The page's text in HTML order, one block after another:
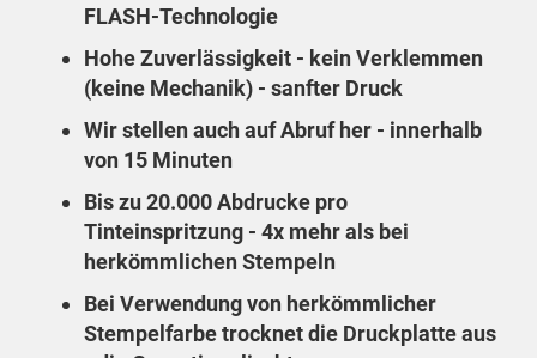
FLASH-Technologie
Hohe Zuverlässigkeit - kein Verklemmen
(keine Mechanik) - sanfter Druck
Wir stellen auch auf Abruf her - innerhalb
von 15 Minuten
Bis zu 20.000 Abdrucke pro
Tinteinspritzung - 4x mehr als bei
herkömmlichen Stempeln
Bei Verwendung von herkömmlicher
Stempelfarbe trocknet die Druckplatte aus